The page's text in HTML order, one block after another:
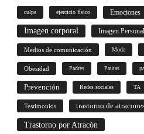
culpa ejercicio físico Emociones
Imagen corporal Imagen Personal
Medios de comunicación Moda
Obesidad Padres Pautas
Prevención Redes sociales TA
Testimonios trastorno de
Trastorno por Atracón